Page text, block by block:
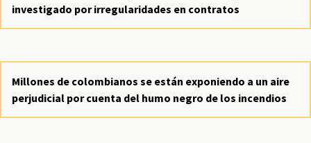
investigado por irregularidades en contratos
Millones de colombianos se están exponiendo a un aire
perjudicial por cuenta del humo negro de los incendios